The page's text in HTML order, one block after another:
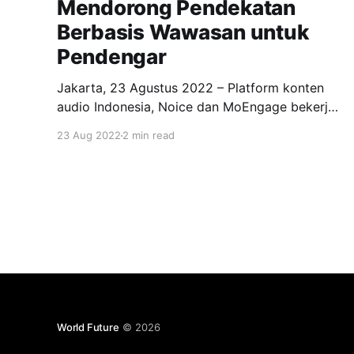
Mendorong Pendekatan
Berbasis Wawasan untuk
Pendengar
Jakarta, 23 Agustus 2022 – Platform konten
audio Indonesia, Noice dan MoEngage bekerja
Didirikan pada tahun 2019, Noice telah
23 Aug 2022 2 min read
World Future © 2026